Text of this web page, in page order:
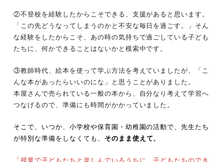
②不登校を経験したからこそできる、支援があると思います。
「この先どうなってしまうのかと不安な毎日を過ごす。」そん
な経験をしたからこそ、あの時の気持ちで過ごしている子ども
たちに、何かできることはないかと模索中です。
③教師時代、絵本を使って学ぶ方法を考えていましたが、「こ
んな本があったらいいのにな」と思うことがありました。
本屋さんで売られている一般の本から、自分なり考えて学習へ
つなげるので、準備にも時間がかかっていました。
そこで、いつか、小学校や保育園・幼稚園の活動で、先生たち
が特別な準備をしなくても、 そのまま使えて、
「授業で子どもたちと楽しんでいるうちに、子どもたちのでき